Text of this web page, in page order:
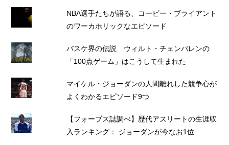
NBA選手たちが語る、コービー・ブライアント
のワーカホリックなエピソード
バスケ界の伝説 ウィルト・チェンバレンの
「100点ゲーム」はこうして生まれた
マイケル・ジョーダンの人間離れした競争心が
よくわかるエピソード9つ
【フォーブス誌調べ】歴代アスリートの生涯収
入ランキング： ジョーダンが今なお1位